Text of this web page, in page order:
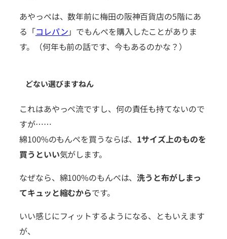
あやっぺは、数年前に梅田の阪神百貨店の5階にあ
る「コレパン」でもんぺを購入したことがありま
す。（何年も前の話です、今もあるのかな？）
どない選びますねん
これはあやっぺ流ですし、何の責任も持てないので
すが……
綿100%のもんぺを買うならば、 1サイズ上のものを
買うといい気がします。
なぜなら、綿100%のもんぺは、洗うと布がしまっ
てキュッと縮むからです。
いい感じにフィットするようになる、ともいえます
が、